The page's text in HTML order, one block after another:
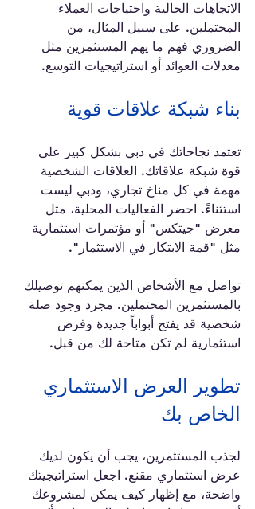
الاتجاهات الحالية واحتياجات العملاء
المحتملين. على سبيل المثال، من
الضروري فهم ما يهم المستثمرين مثل
معدلات العوائد أو استراتيجيات التوسع.
بناء شبكة علاقات قوية
تعتمد نجاحاتك في دبي بشكل كبير على
قوة شبكة علاقاتك. العلاقات الشخصية
مهمة في كل مناخ تجاري، ودبي ليست
استثناءً. احضر الفعاليات المحلية، مثل
معرض "جيتكس" أو مؤتمرات استثمارية
مثل "قمة الابتكار في الاستثمار".
تواصل مع الأشخاص الذين يمكنهم توصيلك
بالمستثمرين المحتملين. مجرد وجود صلة
شخصية قد يفتح أبواباً جديدة وفرص
استثمارية لم تكن متاحة لك من قبل.
تطوير العرض الاستثماري
الخاص بك
لجذب المستثمرين، يجب أن يكون لديك
عرض استثماري مقنع. اجعل استراتيجيتك
واضحة، مع إظهار كيف يمكن لمشروعك